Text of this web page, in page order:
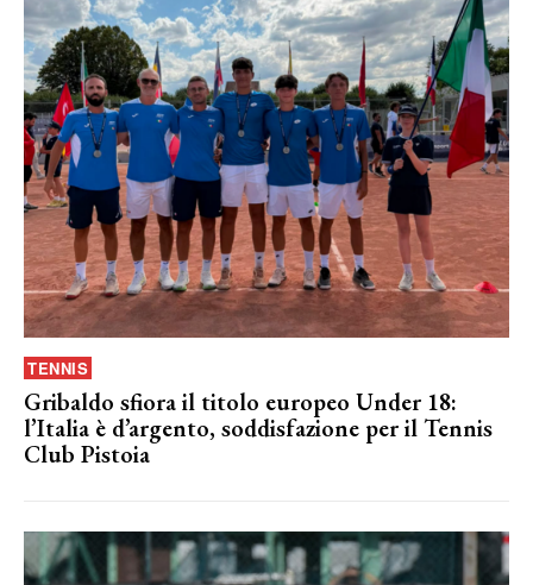
TENNIS
Gribaldo sfiora il titolo europeo Under 18:
l’Italia è d’argento, soddisfazione per il Tennis
Club Pistoia